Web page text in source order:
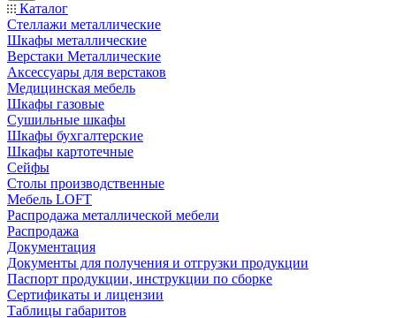
Каталог
Стеллажи металлические
Шкафы металлические
Верстаки Металлические
Аксессуары для верстаков
Медицинская мебель
Шкафы газовые
Сушильные шкафы
Шкафы бухгалтерские
Шкафы картотечные
Сейфы
Столы производственные
Мебель LOFT
Распродажа металлической мебели
Распродажа
Документация
Документы для получения и отгрузки продукции
Паспорт продукции, инструкции по сборке
Сертификаты и лицензии
Таблицы габаритов